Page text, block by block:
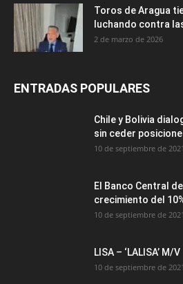
Toros de Aragua
luchando contra
2 de marzo de 2026
ENTRADAS POPULARES
Chile y Bolivia
sin ceder
10 de septiembre de 2021
El Banco Central
crecimiento del
10 de septiembre de 2021
LISA – ‘LALISA’ M/V
10 de septiembre de 2021